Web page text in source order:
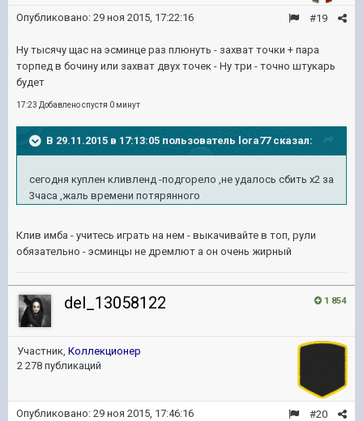
#19
Опубликовано: 29 ноя 2015, 17:22:16
Ну тысячу щас на эсминце раз плюнуть - захват точки + пара
торпед в бочину или захват двух точек - Ну три - точно штукарь
будет
17:23 Добавлено спустя 0 минут
В 29.11.2015 в 17:13:05 пользователь lora77 сказал:
сегодня куплен кливленд -подгорело ,не удалось сбить х2 за
3часа ,жаль времени потярянного
Клив имба - учитесь играть на нем - выкачивайте в топ, рули
обязательно - эсминцы не дремлют а он очень жирный
1 854
del_13058122
Участник, Коллекционер
2 278 публикаций
#20
Опубликовано: 29 ноя 2015, 17:46:16